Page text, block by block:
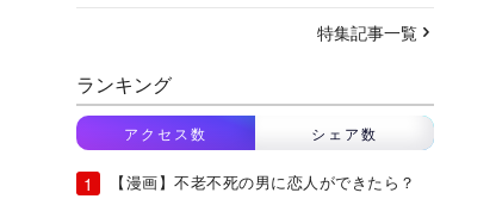
特集記事一覧
ランキング
アクセス数 シェア数
【漫画】不老不死の男に恋人ができたら？